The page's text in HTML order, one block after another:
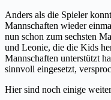
Anders als die Spieler
Mannschaften wieder
nun schon zum sechsten
und Leonie, die die Kids
Mannschaften unterstützt
sinnvoll eingesetzt,
Hier sind noch einige